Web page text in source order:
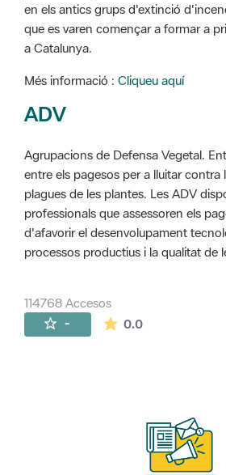
en els antics grups d'extinció
que es varen començar a formar a
a Catalunya.
Més informació : Cliqueu aquí
ADV
Agrupacions de Defensa Vegetal.
entre els pagesos per a lluitar contra
plagues de les plantes. Les ADV
professionals que assessoren els
d'afavorir el desenvolupament
processos productius i la qualitat de
114768 Accesos
- 0.0La valoración